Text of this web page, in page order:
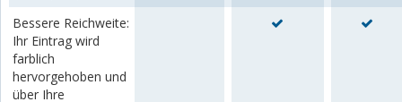
Bessere Reichweite:
Ihr Eintrag wird
farblich
hervorgehoben und
über Ihre